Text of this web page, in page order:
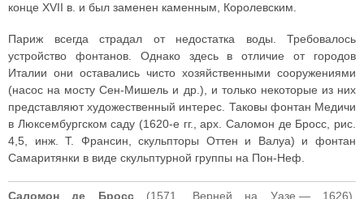
конце XVII в. и был заменен каменным, Королевским.
Париж всегда страдал от недостатка воды. Требовалось
устройство фонтанов. Однако здесь в отличие от городов
Италии они оставались чисто хозяйственными сооружениями
(насос на мосту Сен-Мишель и др.), и только некоторые из них
представляют художественный интерес. Таковы фонтан Медичи
в Люксембургском саду (1620-е гг., арх. Саломон де Бросс, рис.
4,5, инж. Т. Франсин, скульпторы Оттен и Валуа) и фонтан
Самаритянки в виде скульптурной группы на Пон-Неф.
Саломон де Бросс(1571, Верней на Уазе,— 1626),